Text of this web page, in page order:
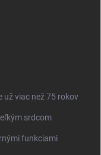
už viac než 75 rokov
srdcom
funkciami